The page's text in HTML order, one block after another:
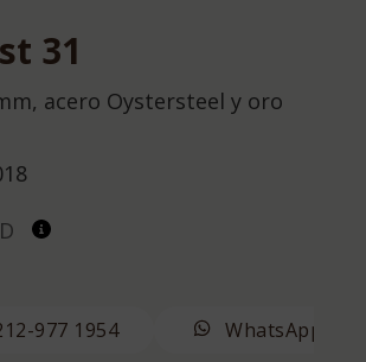
31
acero Oystersteel y oro
977 1954 WhatsApp